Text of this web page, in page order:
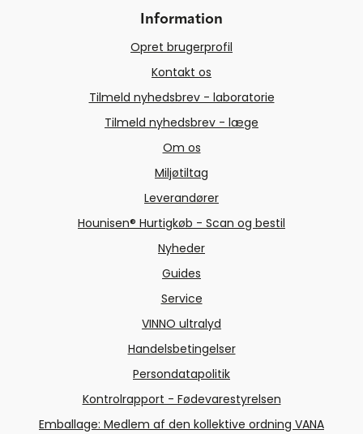
Information
Opret brugerprofil
Kontakt os
Tilmeld nyhedsbrev - laboratorie
Tilmeld nyhedsbrev - læge
Om os
Miljøtiltag
Leverandører
Hounisen® Hurtigkøb - Scan og bestil
Nyheder
Guides
Service
VINNO ultralyd
Handelsbetingelser
Persondatapolitik
Kontrolrapport - Fødevarestyrelsen
Emballage: Medlem af den kollektive ordning VANA